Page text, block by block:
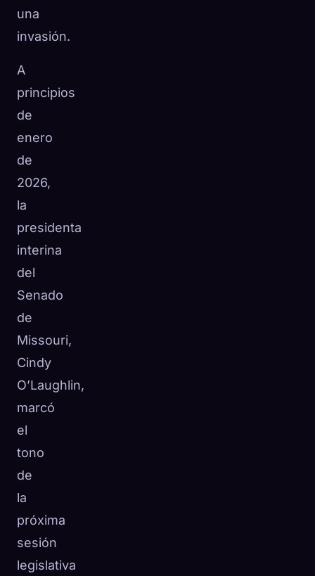
una
invasión.
A
principios
de
enero
de
2026,
la
presidenta
interina
del
Senado
de
Missouri,
Cindy
O’Laughlin,
marcó
el
tono
de
la
próxima
sesión
legislativa